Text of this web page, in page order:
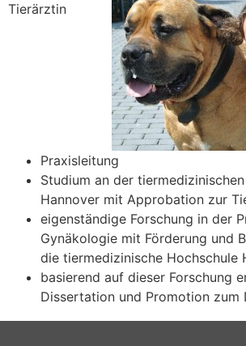
Tierärztin
Praxisleitung
Studium an der
Hannover mit Approbation zur
eigenständige Forschung in der
Gynäkologie mit Förderung und
die tiermedizinische Hochschule
basierend auf dieser Forschung
Dissertation und Promotion zum